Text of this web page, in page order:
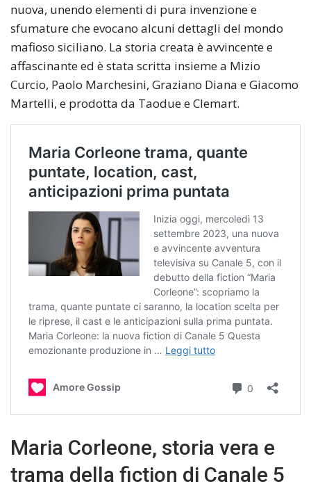
nuova, unendo elementi di pura invenzione e
sfumature che evocano alcuni dettagli del mondo
mafioso siciliano. La storia creata è avvincente e
affascinante ed è stata scritta insieme a Mizio
Curcio, Paolo Marchesini, Graziano Diana e Giacomo
Martelli, e prodotta da Taodue e Clemart.
Maria Corleone, storia vera e
trama della fiction di Canale 5